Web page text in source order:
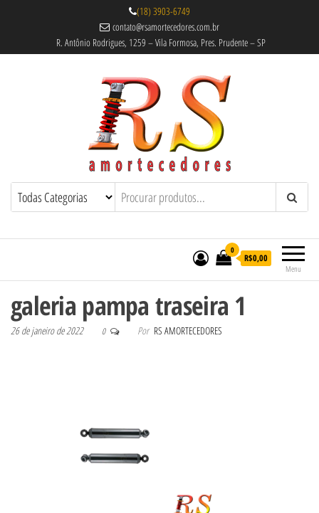
(18) 3903-6749
contato@rsamortecedores.com.br
R. Antônio Rodrigues, 1259 – Vila Formosa, Pres. Prudente – SP
Rs Amortecedores Recondicionados –
Suspensão e Molas
Amortecedores Recondicionados de
qualidade reconhecida.
Menu
0
R$0,00
galeria pampa traseira 1
26 de janeiro de 2022 0 Por RS AMORTECEDORES